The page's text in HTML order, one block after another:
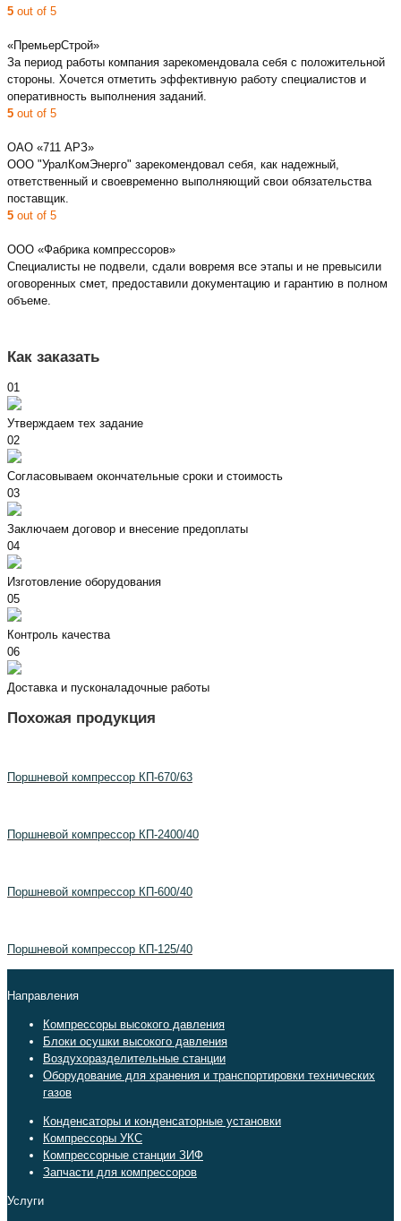
5 out of 5
«ПремьерСтрой»
За период работы компания зарекомендовала себя с положительной
стороны. Хочется отметить эффективную работу специалистов и
оперативность выполнения заданий.
5 out of 5
ОАО «711 АРЗ»
ООО "УралКомЭнерго" зарекомендовал себя, как надежный,
ответственный и своевременно выполняющий свои обязательства
поставщик.
5 out of 5
ООО «Фабрика компрессоров»
Специалисты не подвели, сдали вовремя все этапы и не превысили
оговоренных смет, предоставили документацию и гарантию в полном
объеме.
Как заказать
01
Утверждаем тех задание
02
Согласовываем окончательные сроки и стоимость
03
Заключаем договор и внесение предоплаты
04
Изготовление оборудования
05
Контроль качества
06
Доставка и пусконаладочные работы
Похожая продукция
Поршневой компрессор КП-670/63
Поршневой компрессор КП-2400/40
Поршневой компрессор КП-600/40
Поршневой компрессор КП-125/40
Направления
Компрессоры высокого давления
Блоки осушки высокого давления
Воздухоразделительные станции
Оборудование для хранения и транспортировки технических
газов
Конденсаторы и конденсаторные установки
Компрессоры УКС
Компрессорные станции ЗИФ
Запчасти для компрессоров
Услуги